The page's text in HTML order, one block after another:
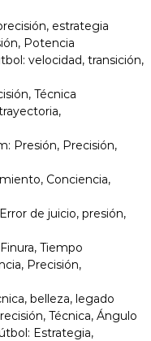
estrategia
Potencia
velocidad, transición,
Técnica
Presión, Precisión,
Conciencia,
de juicio, presión,
Tiempo
Precisión,
belleza, legado
Técnica, Ángulo
Estrategia,